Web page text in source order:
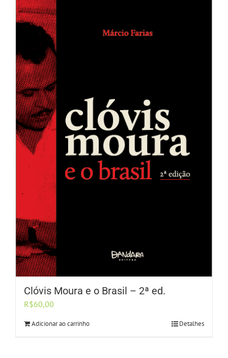
Clóvis Moura e o Brasil – 2ª ed.
R$60,00
Adicionar ao carrinho Detalhes